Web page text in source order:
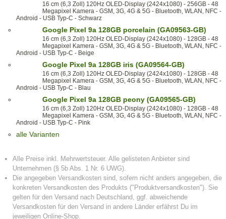
16 cm (6,3 Zoll) 120Hz OLED-Display (2424x1080) - 256GB - 48
Megapixel Kamera - GSM, 3G, 4G & 5G - Bluetooth, WLAN, NFC -
Android - USB Typ-C - Schwarz
Google Pixel 9a 128GB porcelain (GA09563-GB)
16 cm (6,3 Zoll) 120Hz OLED-Display (2424x1080) - 128GB - 48
Megapixel Kamera - GSM, 3G, 4G & 5G - Bluetooth, WLAN, NFC -
Android - USB Typ-C - Beige
Google Pixel 9a 128GB iris (GA09564-GB)
16 cm (6,3 Zoll) 120Hz OLED-Display (2424x1080) - 128GB - 48
Megapixel Kamera - GSM, 3G, 4G & 5G - Bluetooth, WLAN, NFC -
Android - USB Typ-C - Blau
Google Pixel 9a 128GB peony (GA09565-GB)
16 cm (6,3 Zoll) 120Hz OLED-Display (2424x1080) - 128GB - 48
Megapixel Kamera - GSM, 3G, 4G & 5G - Bluetooth, WLAN, NFC -
Android - USB Typ-C - Pink
alle Varianten